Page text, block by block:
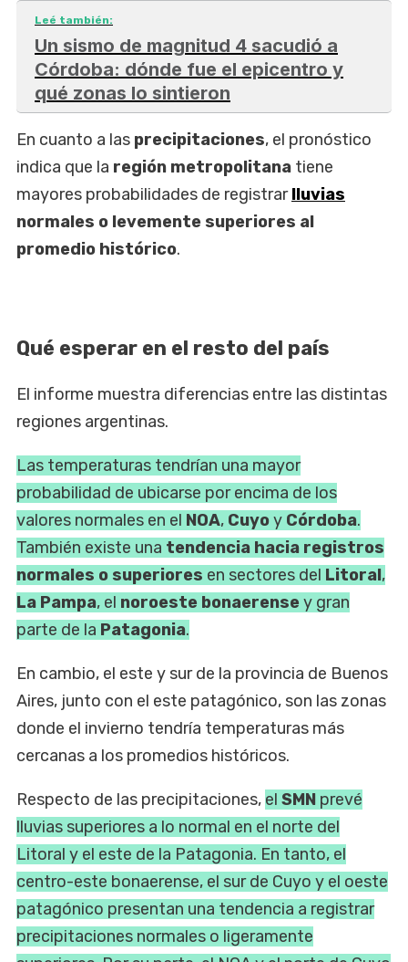
Leé también:
Un sismo de magnitud 4 sacudió a
Córdoba: dónde fue el epicentro y
qué zonas lo sintieron
En cuanto a las precipitaciones, el pronóstico
indica que la región metropolitana tiene
mayores probabilidades de registrar lluvias
normales o levemente superiores al
promedio histórico.
Qué esperar en el resto del país
El informe muestra diferencias entre las distintas
regiones argentinas.
Las temperaturas tendrían una mayor
probabilidad de ubicarse por encima de los
valores normales en el NOA, Cuyoy Córdoba.
También existe una tendencia hacia registros
normales o superiores en sectores del Litoral,
La Pampa, el noroeste bonaerense y gran
parte de la Patagonia.
En cambio, el este y sur de la provincia de Buenos
Aires, junto con el este patagónico, son las zonas
donde el invierno tendría temperaturas más
cercanas a los promedios históricos.
Respecto de las precipitaciones, el SMN prevé
lluvias superiores a lo normal en el norte del
Litoral y el este de la Patagonia. En tanto, el
centro-este bonaerense, el sur de Cuyo y el oeste
patagónico presentan una tendencia a registrar
precipitaciones normales o ligeramente